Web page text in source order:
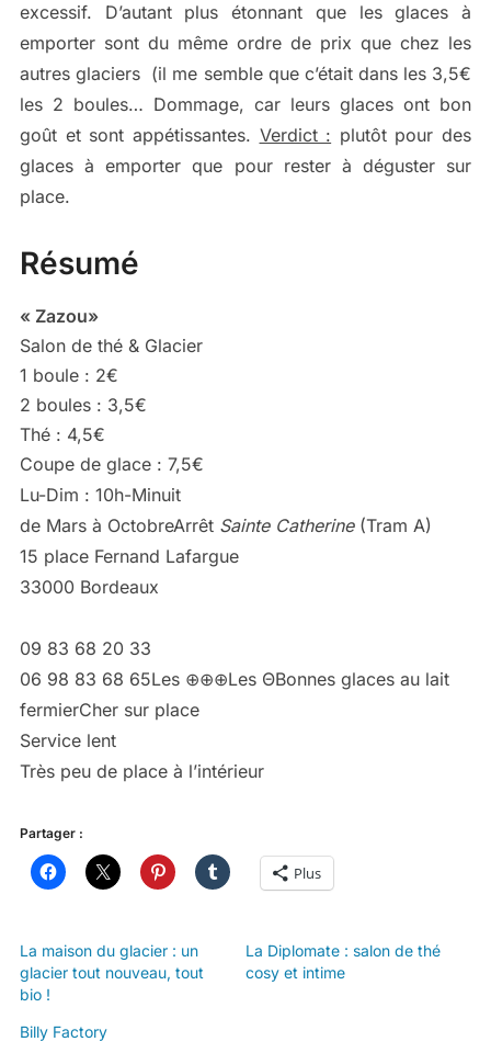
excessif. D’autant plus étonnant que les glaces à
emporter sont du même ordre de prix que chez les
autres glaciers (il me semble que c’était dans les 3,5€
les 2 boules… Dommage, car leurs glaces ont bon
goût et sont appétissantes. Verdict : plutôt pour des
glaces à emporter que pour rester à déguster sur
place.
Résumé
« Zazou»
Salon de thé & Glacier
1 boule : 2€
2 boules : 3,5€
Thé : 4,5€
Coupe de glace : 7,5€
Lu-Dim : 10h-Minuit
de Mars à OctobreArrêt Sainte Catherine (Tram A)
15 place Fernand Lafargue
33000 Bordeaux
09 83 68 20 33
06 98 83 68 65Les ⊕⊕⊕Les ΘBonnes glaces au lait
fermierCher sur place
Service lent
Très peu de place à l’intérieur
Partager :
Plus
La maison du glacier : un
glacier tout nouveau, tout
bio !
La Diplomate : salon de thé
cosy et intime
Billy Factory